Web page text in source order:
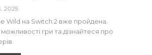
2025
Wild на Switch 2 вже пройдена.
гри та дізнайтеся про